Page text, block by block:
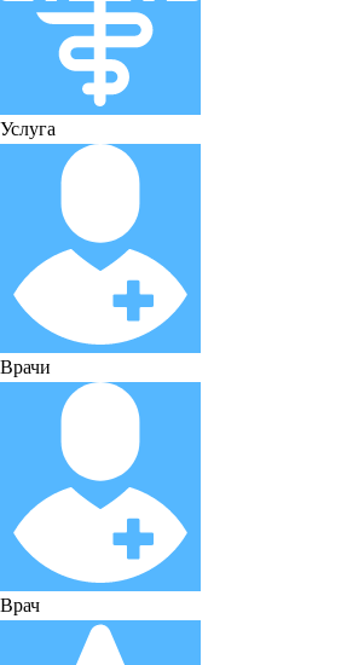
Услуга
Врачи
Врач